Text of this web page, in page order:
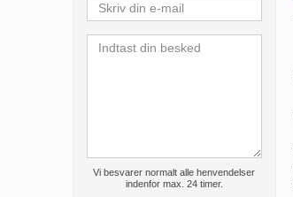
Vi besvarer normalt alle henvendelser
indenfor max. 24 timer.